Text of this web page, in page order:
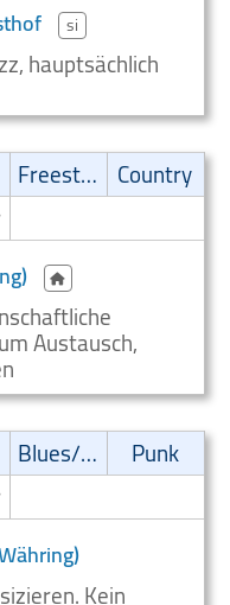
si
hauptsächlich
Freestyle Country
Austausch,
Blues/Swing
Punk
Kein